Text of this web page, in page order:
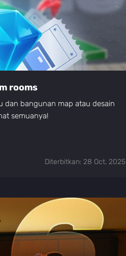
rooms
dan bangunan map atau desain
semuanya!
Diterbitkan: 28 Oct, 2025